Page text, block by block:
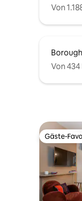
Von
Von
Gäste-
Gäste-